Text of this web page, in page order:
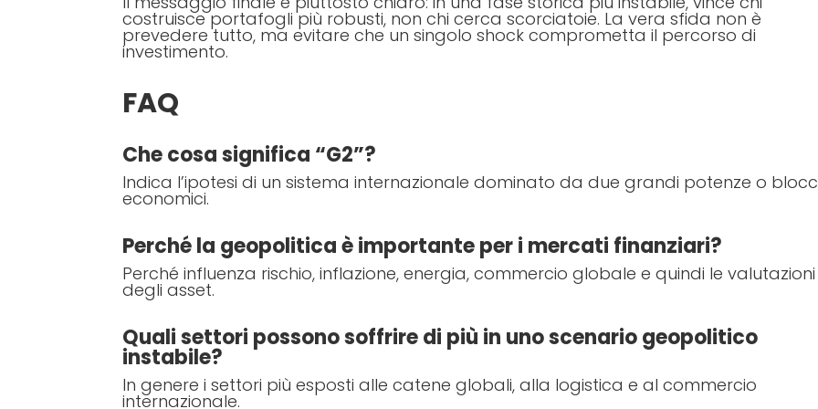
costruisce portafogli più robusti, non chi cerca scorciatoie. La vera sfida non è
prevedere tutto, ma evitare che un singolo shock comprometta il percorso di
investimento.
FAQ
Che cosa significa “G2”?
Indica l’ipotesi di un sistema internazionale dominato da due grandi potenze o
economici.
Perché la geopolitica è importante per i mercati finanziari?
Perché influenza rischio, inflazione, energia, commercio globale e quindi le valutazioni
degli asset.
Quali settori possono soffrire di più in uno scenario geopolitico
instabile?
In genere i settori più esposti alle catene globali, alla logistica e al commercio
internazionale.